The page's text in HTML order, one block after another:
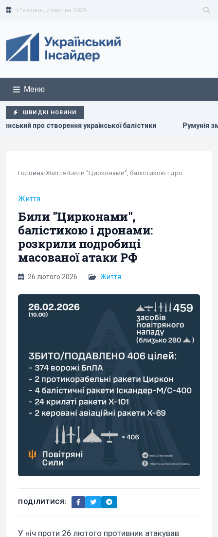
П'ятниця, 7 серпня 2026
Меню
ШВИДКІ НОВИНИ
балістики Румунія змінює течію Дунаю: для
Головна›Життя›
Життя
Били "Цирконами",
балістикою і дронами:
розкрили подробиці
масованої атаки РФ
26 лютого 2026 Життя
ПОДІЛИТИСЯ:
У ніч проти 26 лютого противник атакував